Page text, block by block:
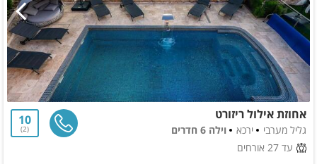
אחוזת אילול ריזורט
גליל מערבי ירכא
וילה 6 חדרים
עד 27 אורחים
10
2